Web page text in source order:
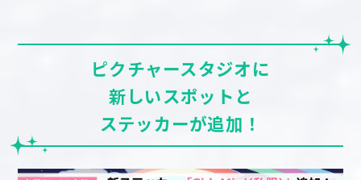
ピクチャースタジオに
新しいスポットと
ステッカーが追加！